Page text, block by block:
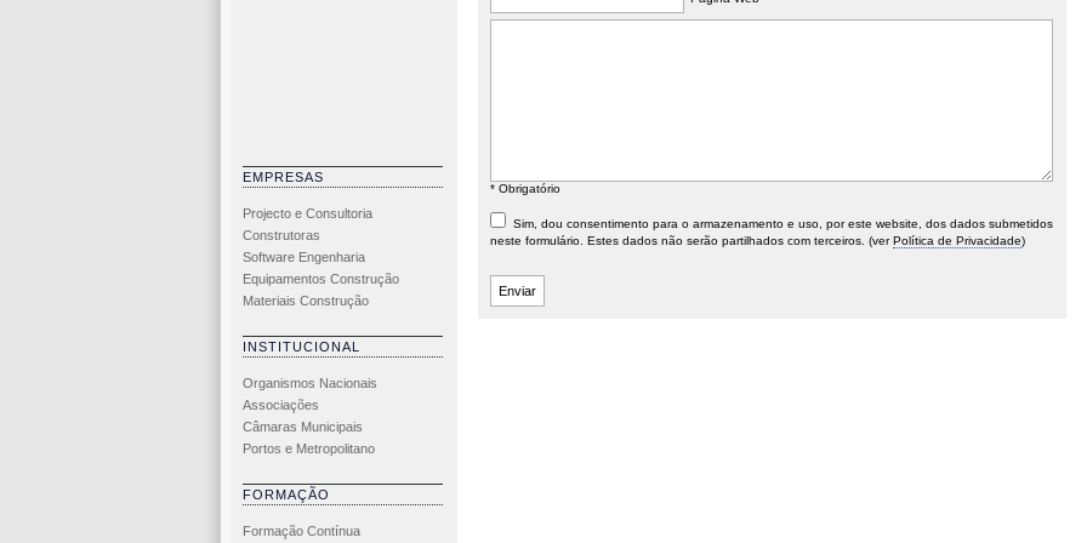
EMPRESAS
Projecto e Consultoria
Construtoras
Software Engenharia
Equipamentos Construção
Materiais Construção
INSTITUCIONAL
Organismos Nacionais
Associações
Câmaras Municipais
Portos e Metropolitano
FORMAÇÃO
Formação Contínua
* Obrigatório
Sim, dou consentimento para o armazenamento e uso, por este website, dos dados submetidos
neste formulário. Estes dados não serão partilhados com terceiros. (verPolítica de Privacidade)